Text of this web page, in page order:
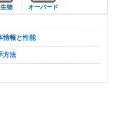
物 オーバード
情報と性能
方法